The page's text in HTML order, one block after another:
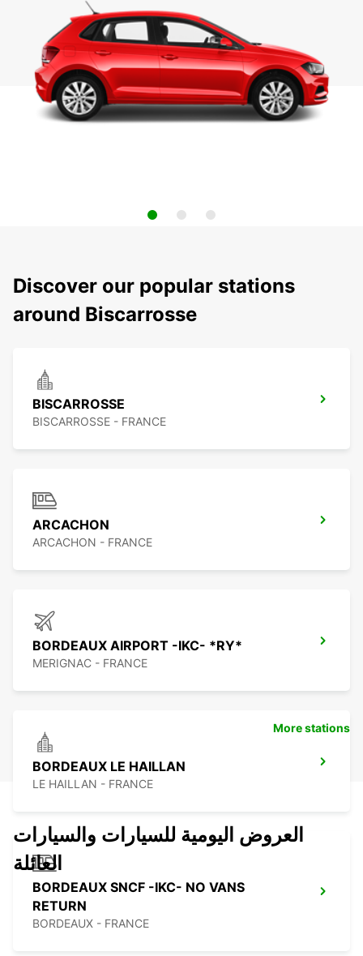
Discover our popular stations
around Biscarrosse
BISCARROSSE
BISCARROSSE - FRANCE
ARCACHON
ARCACHON - FRANCE
BORDEAUX AIRPORT -IKC- *RY*
MERIGNAC - FRANCE
BORDEAUX LE HAILLAN
LE HAILLAN - FRANCE
BORDEAUX SNCF -IKC- NO VANS
RETURN
BORDEAUX - FRANCE
More stations
العروض اليومية للسيارات والسيارات
العائلة